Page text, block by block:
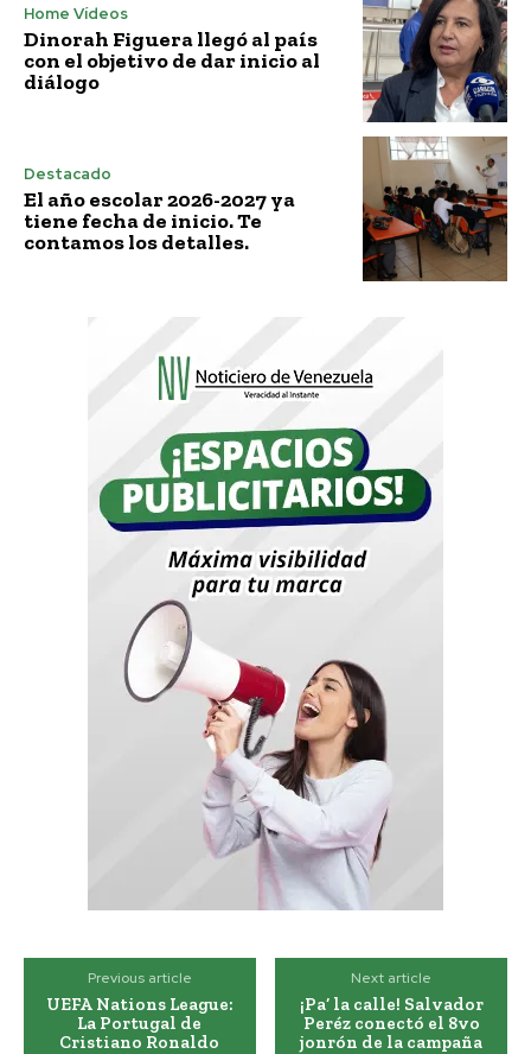
Home Vídeos
Dinorah Figuera llegó al país
con el objetivo de dar inicio al
diálogo
Destacado
El año escolar 2026-2027 ya
tiene fecha de inicio. Te
contamos los detalles.
Previous article
UEFA Nations League:
La Portugal de
Cristiano Ronaldo
Next article
¡Pa’ la calle! Salvador
Peréz conectó el 8vo
jonrón de la campaña